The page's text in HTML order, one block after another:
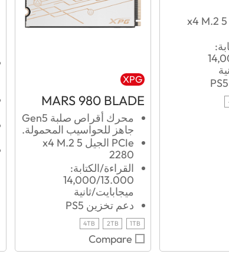
PCIe الجيل 5 x4 M.2
XPG
MARS 980 BLADE
محرك أقراص صلبة Gen5
جاهز للحواسيب المحمولة.
PCIe الجيل 5 x4 M.2
2280
القراءة/الكتابة:
14,000/13.000
ميجابايت/ثانية
دعم تخزين PS5
1TB
2TB
4TB
Compare